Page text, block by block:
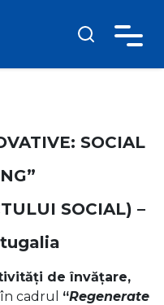
SOCIAL
SOCIAL) –
de învățare,
cadrul “Regenerate